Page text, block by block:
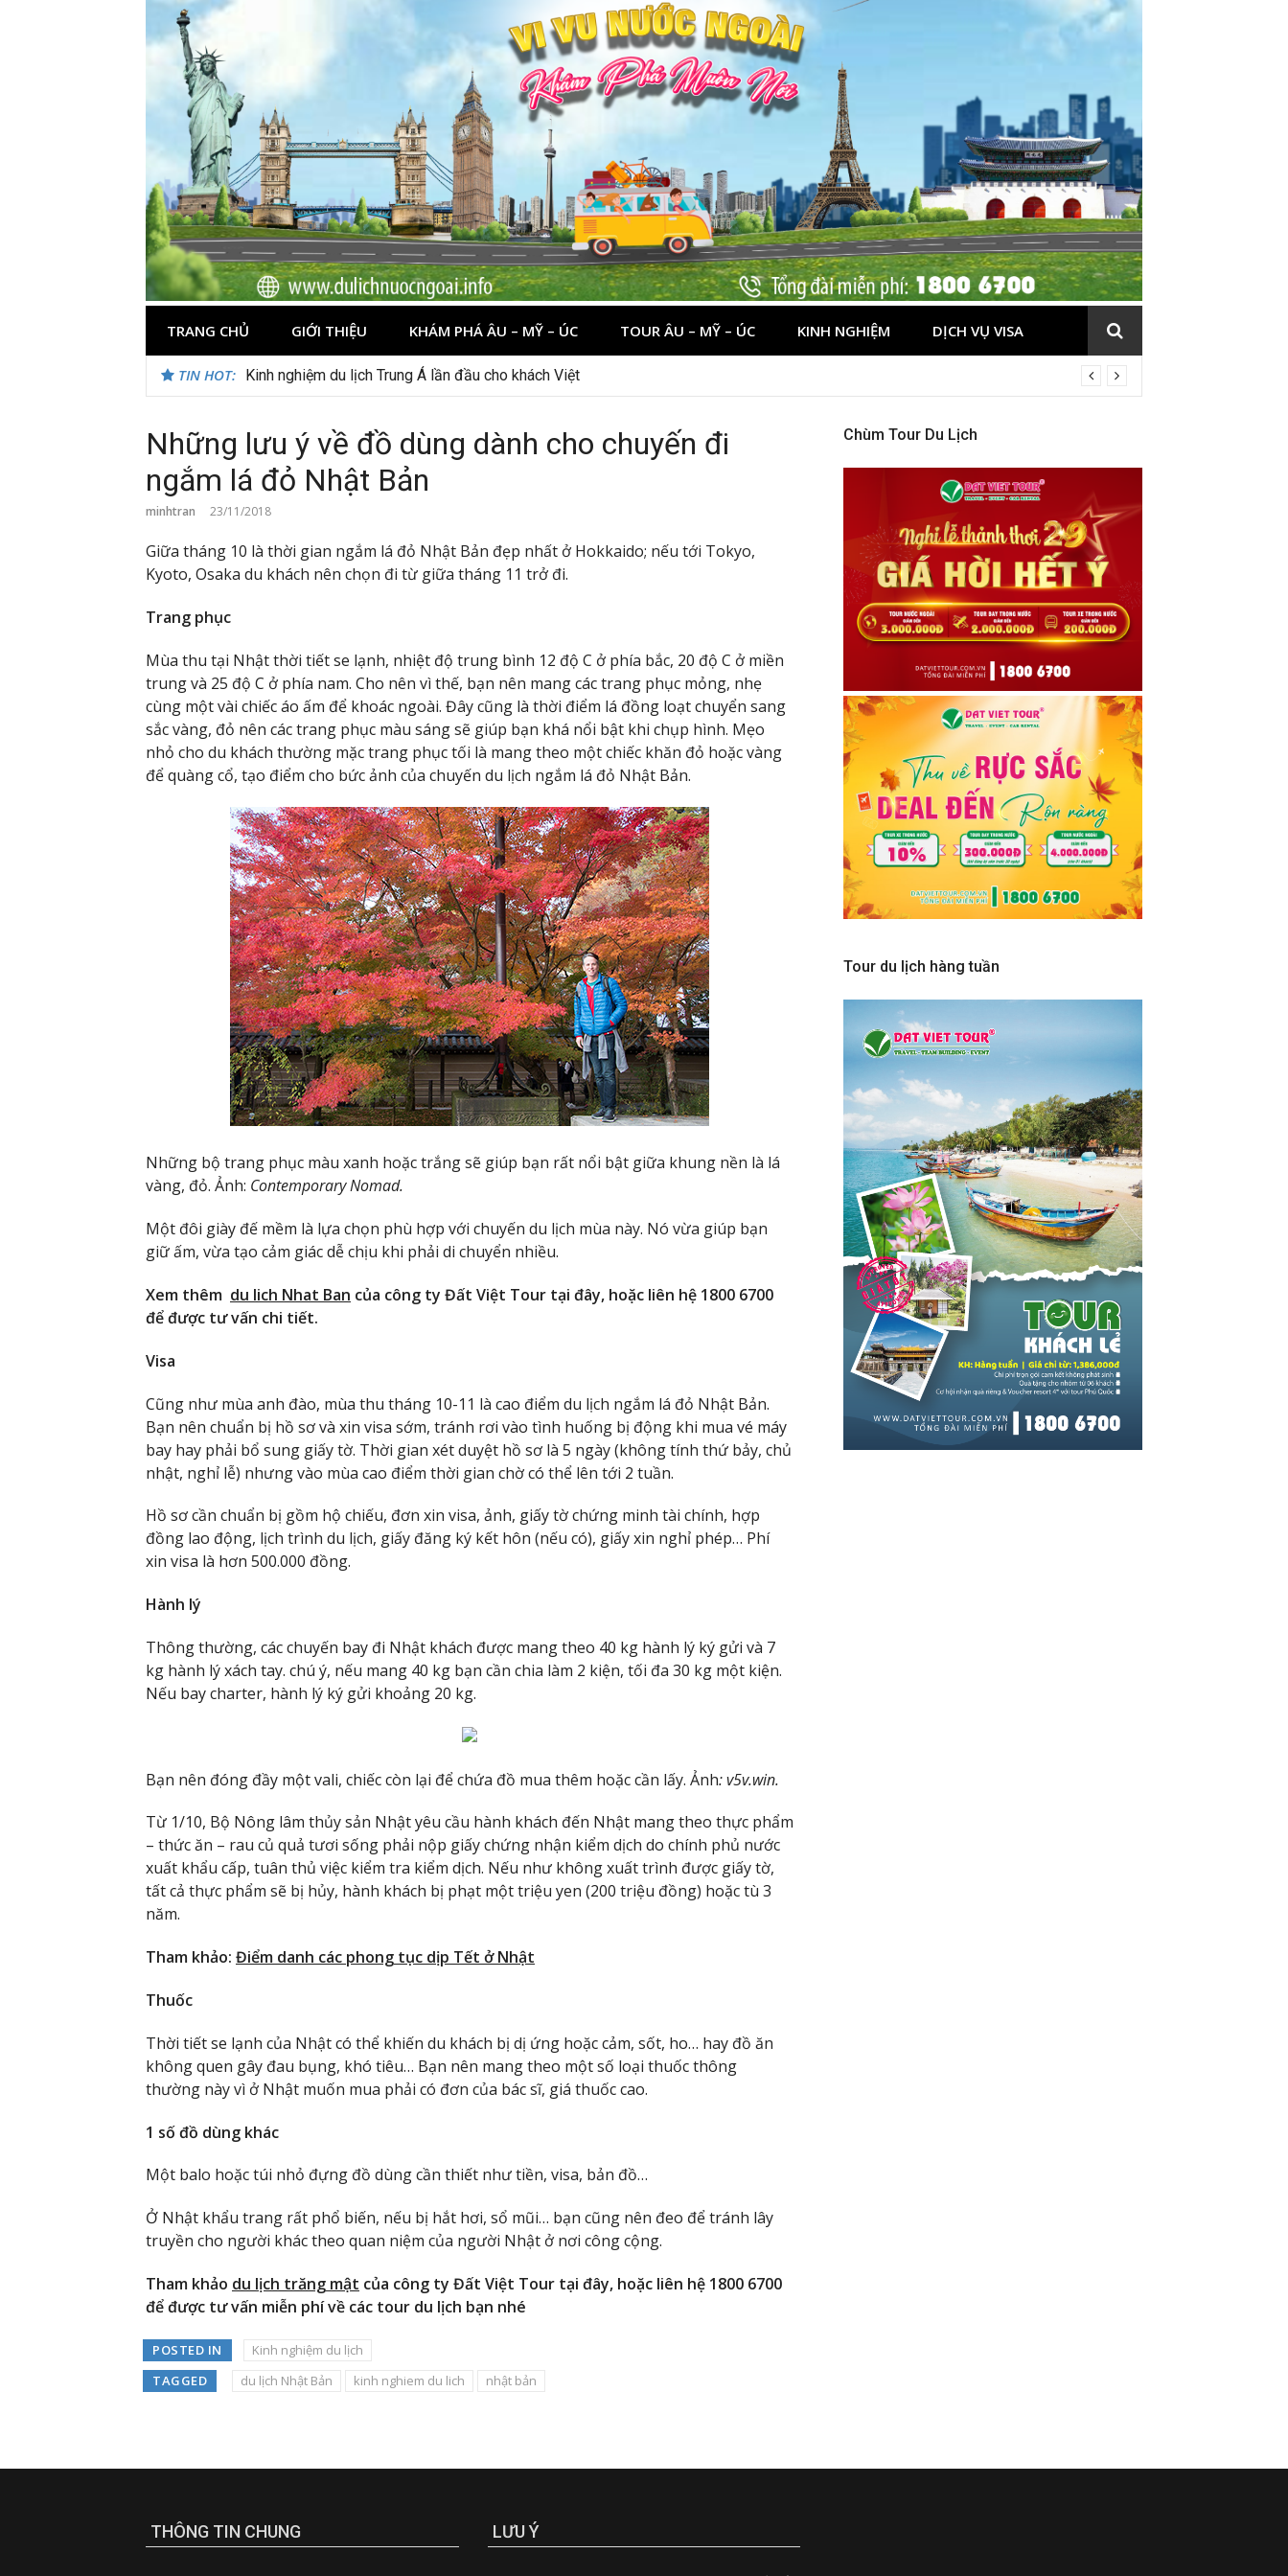
TRANG CHỦ GIỚI THIỆU KHÁM PHÁ ÂU – MỸ – ÚC TOUR ÂU – MỸ – ÚC KINH NGHIỆM DỊCH VỤ VISA
TIN HOT: Du lịch Maldives – Lần đầu nên đi đâu, chơi gì?
Những lưu ý về đồ dùng dành cho chuyến đi
ngắm lá đỏ Nhật Bản
minhtran 23/11/2018
Giữa tháng 10 là thời gian ngắm lá đỏ Nhật Bản đẹp nhất ở Hokkaido; nếu tới Tokyo,
Kyoto, Osaka du khách nên chọn đi từ giữa tháng 11 trở đi.
Trang phục
Mùa thu tại Nhật thời tiết se lạnh, nhiệt độ trung bình 12 độ C ở phía bắc, 20 độ C ở miền
trung và 25 độ C ở phía nam. Cho nên vì thế, bạn nên mang các trang phục mỏng, nhẹ
cùng một vài chiếc áo ấm để khoác ngoài. Đây cũng là thời điểm lá đồng loạt chuyển sang
sắc vàng, đỏ nên các trang phục màu sáng sẽ giúp bạn khá nổi bật khi chụp hình. Mẹo
nhỏ cho du khách thường mặc trang phục tối là mang theo một chiếc khăn đỏ hoặc vàng
để quàng cổ, tạo điểm cho bức ảnh của chuyến du lịch ngắm lá đỏ Nhật Bản.
Những bộ trang phục màu xanh hoặc trắng sẽ giúp bạn rất nổi bật giữa khung nền là lá
vàng, đỏ. Ảnh: Contemporary Nomad.
Một đôi giày đế mềm là lựa chọn phù hợp với chuyến du lịch mùa này. Nó vừa giúp bạn
giữ ấm, vừa tạo cảm giác dễ chịu khi phải di chuyển nhiều.
Xem thêm du lich Nhat Ban của công ty Đất Việt Tour tại đây, hoặc liên hệ 1800 6700
để được tư vấn chi tiết.
Visa
Cũng như mùa anh đào, mùa thu tháng 10-11 là cao điểm du lịch ngắm lá đỏ Nhật Bản.
Bạn nên chuẩn bị hồ sơ và xin visa sớm, tránh rơi vào tình huống bị động khi mua vé máy
bay hay phải bổ sung giấy tờ. Thời gian xét duyệt hồ sơ là 5 ngày (không tính thứ bảy, chủ
nhật, nghỉ lễ) nhưng vào mùa cao điểm thời gian chờ có thể lên tới 2 tuần.
Hồ sơ cần chuẩn bị gồm hộ chiếu, đơn xin visa, ảnh, giấy tờ chứng minh tài chính, hợp
đồng lao động, lịch trình du lịch, giấy đăng ký kết hôn (nếu có), giấy xin nghỉ phép… Phí
xin visa là hơn 500.000 đồng.
Hành lý
Thông thường, các chuyến bay đi Nhật khách được mang theo 40 kg hành lý ký gửi và 7
kg hành lý xách tay. chú ý, nếu mang 40 kg bạn cần chia làm 2 kiện, tối đa 30 kg một kiện.
Nếu bay charter, hành lý ký gửi khoảng 20 kg.
Bạn nên đóng đầy một vali, chiếc còn lại để chứa đồ mua thêm hoặc cần lấy. Ảnh: v5v.win.
Từ 1/10, Bộ Nông lâm thủy sản Nhật yêu cầu hành khách đến Nhật mang theo thực phẩm
– thức ăn – rau củ quả tươi sống phải nộp giấy chứng nhận kiểm dịch do chính phủ nước
xuất khẩu cấp, tuân thủ việc kiểm tra kiểm dịch. Nếu như không xuất trình được giấy tờ,
tất cả thực phẩm sẽ bị hủy, hành khách bị phạt một triệu yen (200 triệu đồng) hoặc tù 3
năm.
Tham khảo: Điểm danh các phong tục dịp Tết ở Nhật
Thuốc
Thời tiết se lạnh của Nhật có thể khiến du khách bị dị ứng hoặc cảm, sốt, ho… hay đồ ăn
không quen gây đau bụng, khó tiêu… Bạn nên mang theo một số loại thuốc thông
thường này vì ở Nhật muốn mua phải có đơn của bác sĩ, giá thuốc cao.
1 số đồ dùng khác
Một balo hoặc túi nhỏ đựng đồ dùng cần thiết như tiền, visa, bản đồ…
Ở Nhật khẩu trang rất phổ biến, nếu bị hắt hơi, sổ mũi… bạn cũng nên đeo để tránh lây
truyền cho người khác theo quan niệm của người Nhật ở nơi công cộng.
Tham khảo du lịch trăng mật của công ty Đất Việt Tour tại đây, hoặc liên hệ 1800 6700
để được tư vấn miễn phí về các tour du lịch bạn nhé
POSTED IN
Kinh nghiệm du lịch
TAGGED
du lịch Nhật Bản kinh nghiem du lich nhật bản
Chùm Tour Du Lịch
Tour du lịch hàng tuần
THÔNG TIN CHUNG LƯU Ý